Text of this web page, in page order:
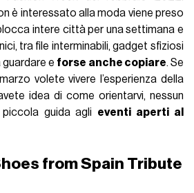
è interessato alla moda viene preso
intere città per una settimana e
tra file interminabili, gadget sfiziosi
e forse anche copiare. Se
volete vivere l’esperienza della
idea di come orientarvi, nessun
guida agli eventi aperti al
from Spain Tribute